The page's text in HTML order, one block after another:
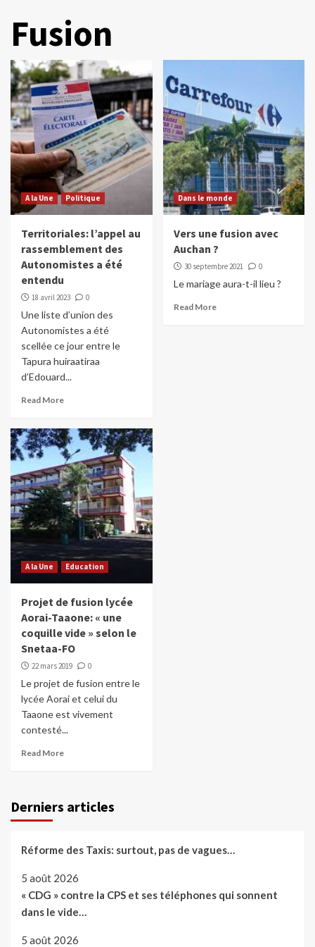
Fusion
A la Une Politique
Territoriales: l’appel au
rassemblement des
Autonomistes a été
entendu
18 avril 2023 0
Une liste d’union des
Autonomistes a été
scellée ce jour entre le
Tapura huiraatiraa
d’Edouard...
Read More
Dans le monde
Vers une fusion avec
Auchan ?
30 septembre 2021 0
Le mariage aura-t-il lieu ?
Read More
A la Une Education
Projet de fusion lycée
Aorai-Taaone: « une
coquille vide » selon le
Snetaa-FO
22 mars 2019 0
Le projet de fusion entre le
lycée Aorai et celui du
Taaone est vivement
contesté...
Read More
Derniers articles
Réforme des Taxis: surtout, pas de vagues…
5 août 2026
« CDG » contre la CPS et ses téléphones qui sonnent
dans le vide…
5 août 2026